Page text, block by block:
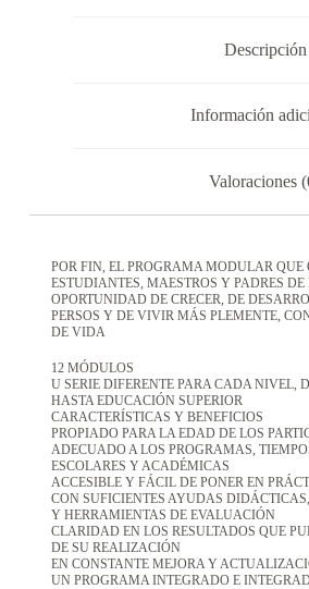
Descripción
Información
Valoraciones
POR FIN, EL PROGRAMA MODULAR QUE
ESTUDIANTES, MAESTROS Y PADRES
OPORTUNIDAD DE CRECER, DE
PERSOS Y DE VIVIR MÁS PLEMENTE,
DE VIDA
12 MÓDULOS
U SERIE DIFERENTE PARA CADA NIVEL,
HASTA EDUCACIÓN SUPERIOR
CARACTERÍSTICAS Y BENEFICIOS
PROPIADO PARA LA EDAD DE LOS
ADECUADO A LOS PROGRAMAS,
ESCOLARES Y ACADÉMICAS
ACCESIBLE Y FÁCIL DE PONER EN
CON SUFICIENTES AYUDAS
Y HERRAMIENTAS DE EVALUACIÓN
CLARIDAD EN LOS RESULTADOS QUE
DE SU REALIZACIÓN
EN CONSTANTE MEJORA Y
UN PROGRAMA INTEGRADO E